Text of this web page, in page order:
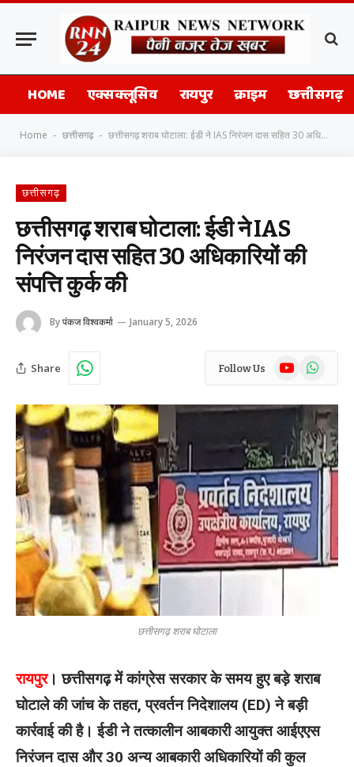
HOME एक्सक्लूसिव रायपुर क्राइम छत्तीसगढ़
Home - छत्तीसगढ़ - छत्तीसगढ़ शराब घोटाला: ईडी ने IAS निरंजन दास सहित 30 अधिकारियों की संपत्ति कुर्क की
छत्तीसगढ़
छत्तीसगढ़ शराब घोटाला: ईडी ने IAS
निरंजन दास सहित 30 अधिकारियों की
संपत्ति कुर्क की
Byपंकज विश्वकर्मा January 5, 2026
Share Follow Us YouTubeWhatsApp
छत्तीसगढ़ शराब घोटाला
रायपुर। छत्तीसगढ़ में कांग्रेस सरकार के समय हुए बड़े शराब
घोटाले की जांच के तहत, प्रवर्तन निदेशालय (ED) ने बड़ी
कार्रवाई की है। ईडी ने तत्कालीन आबकारी आयुक्त आईएएस
निरंजन दास और 30 अन्य आबकारी अधिकारियों की कुल